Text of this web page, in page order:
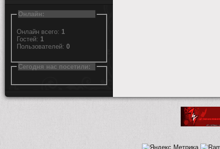
Онлайн:
Онлайн всего: 1
Гостей: 1
Пользователей: 0
Сегодня нас посетили: